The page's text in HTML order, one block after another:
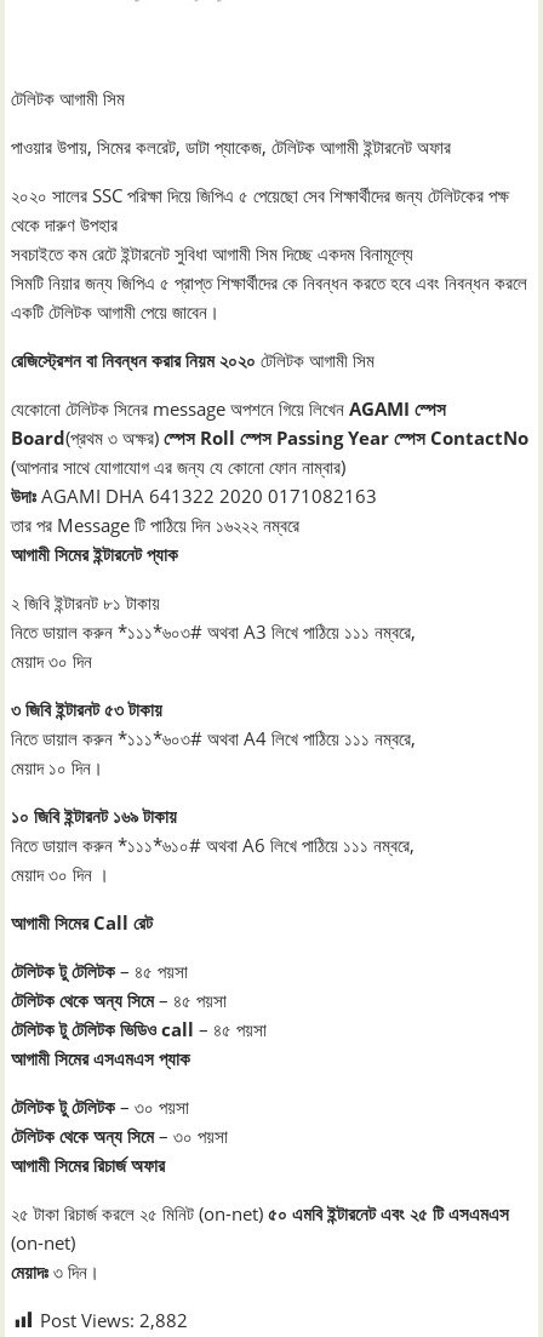
টেলিটক আগামী সিম
পাওয়ার উপায়, সিমের কলরেট, ডাটা প্যাকেজ, টেলিটক আগামী ইন্টারনেট অফার
২০২০ সালের SSC পরিক্ষা দিয়ে জিপিএ ৫ পেয়েছো সেব শিক্ষার্থীদের জন্য টেলিটকের পক্ষ
থেকে দারুণ উপহার
সবচাইতে কম রেটে ইন্টারনেট সুবিধা আগামী সিম দিচ্ছে একদম বিনামূল্যে
সিমটি নিয়ার জন্য জিপিএ ৫ প্রাপ্ত শিক্ষার্থীদের কে নিবন্ধন করতে হবে এবং নিবন্ধন করলে
একটি টেলিটক আগামী পেয়ে জাবেন।
রেজিস্ট্রেশন বা নিবন্ধন করার নিয়ম ২০২০টেলিটক আগামী সিম
যেকোনো টেলিটক সিনের message অপশনে গিয়ে লিখেনAGAMI স্পেস
Board(প্রথম ৩ অক্ষর)স্পেস Roll স্পেস Passing Year স্পেস ContactNo
(আপনার সাথে যোগাযোগ এর জন্য যে কোনো ফোন নাম্বার)
উদাঃ AGAMI DHA 641322 2020 0171082163
তার পর Message টি পাঠিয়ে দিন ১৬২২২ নম্বরে
আগামী সিমের ইন্টারনেট প্যাক
২ জিবি ইন্টারনট ৮১ টাকায়
নিতে ডায়াল করুন *১১১*৬০৩# অথবা A3 লিখে পাঠিয়ে ১১১ নম্বরে,
মেয়াদ ৩০ দিন
৩ জিবি ইন্টারনট ৫৩ টাকায়
নিতে ডায়াল করুন *১১১*৬০৩# অথবা A4 লিখে পাঠিয়ে ১১১ নম্বরে,
মেয়াদ ১০ দিন।
১০ জিবি ইন্টারনট ১৬৯ টাকায়
নিতে ডায়াল করুন *১১১*৬১০# অথবা A6 লিখে পাঠিয়ে ১১১ নম্বরে,
মেয়াদ ৩০ দিন ।
আগামী সিমের Call রেট
টেলিটক টু টেলিটক– ৪৫ পয়সা
টেলিটক থেকে অন্য সিমে– ৪৫ পয়সা
টেলিটক টু টেলিটক ভিডিও call – ৪৫ পয়সা
আগামী সিমের এসএমএস প্যাক
টেলিটক টু টেলিটক– ৩০ পয়সা
টেলিটক থেকে অন্য সিমে– ৩০ পয়সা
আগামী সিমের রিচার্জ অফার
২৫ টাকা রিচার্জ করলে ২৫ মিনিট (on-net)৫০ এমবি ইন্টারনেট এবং ২৫ টি এসএমএস
(on-net)
মেয়াদঃ ৩ দিন।
Post Views: 2,882